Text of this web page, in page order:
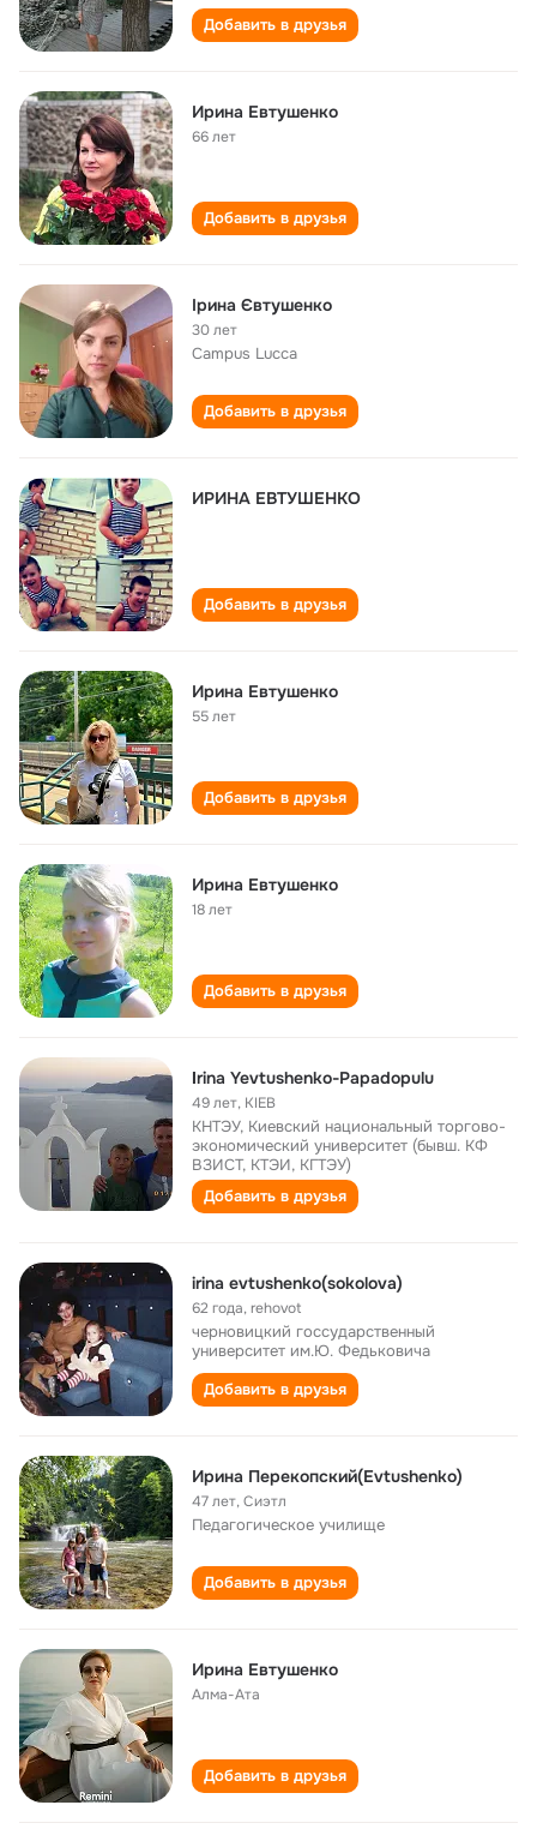
Добавить в друзья
Ирина Евтушенко
66 лет
Добавить в друзья
Ірина Євтушенко
30 лет
Campus Lucca
Добавить в друзья
ИРИНА ЕВТУШЕНКО
Добавить в друзья
Ирина Евтушенко
55 лет
Добавить в друзья
Ирина Евтушенко
18 лет
Добавить в друзья
Ιrina Yevtushenko-Papadopulu
49 лет, KIEB
КНТЭУ, Киевский национальный торгово-
экономический университет (бывш. КФ
ВЗИСТ, КТЭИ, КГТЭУ)
Добавить в друзья
irina evtushenko(sokolova)
62 года,rehovot
черновицкий госсударственный
университет им.Ю. Федьковича
Добавить в друзья
Ирина Перекопский(Evtushenko)
47 лет,Сиэтл
Педагогическое училище
Добавить в друзья
Ирина Евтушенко
Алма-Ата
Добавить в друзья